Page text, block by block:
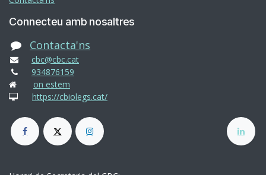
Connecteu amb nosaltres
Contacta'ns
cbc@cbc.cat
934876159
on estem
https://cbiolegs.cat/